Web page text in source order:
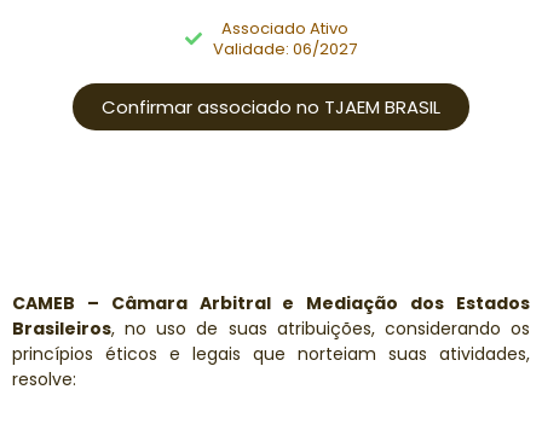
Associado Ativo
Validade: 06/2027
Confirmar associado no TJAEM BRASIL
CAMEB – Câmara Arbitral e Mediação dos Estados
Brasileiros, no uso de suas atribuições, considerando os
princípios éticos e legais que norteiam suas atividades,
resolve: